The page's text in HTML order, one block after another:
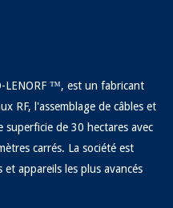
LENORF ™, est un fabricant
RF, l'assemblage de câbles et
superficie de 30 hectares avec
carrés. La société est
appareils les plus avancés